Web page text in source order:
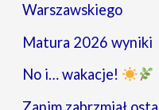
Warszawskiego
Matura 2026 wyniki
No i… wakacje!